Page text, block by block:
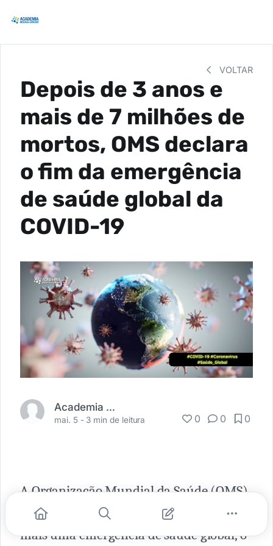
VOLTAR
Depois de 3 anos e
mais de 7 milhões de
mortos, OMS declara
o fim da emergência
de saúde global da
COVID-19
Academia Médica
mai. 5 - 3 min de leitura 0 0 0
A Organização Mundial da Saúde (OMS)
declarou que a Covid-19 não representa
mais uma emergência de saúde global, o